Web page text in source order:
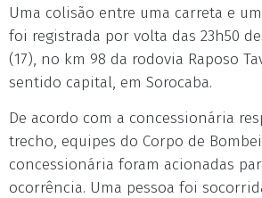
Uma colisão entre uma carreta e
foi registrada por volta das 23h50
(17), no km 98 da rodovia Raposo
sentido capital, em Sorocaba.
De acordo com a concessionária
trecho, equipes do Corpo de
concessionária foram acionadas
ocorrência. Uma pessoa foi